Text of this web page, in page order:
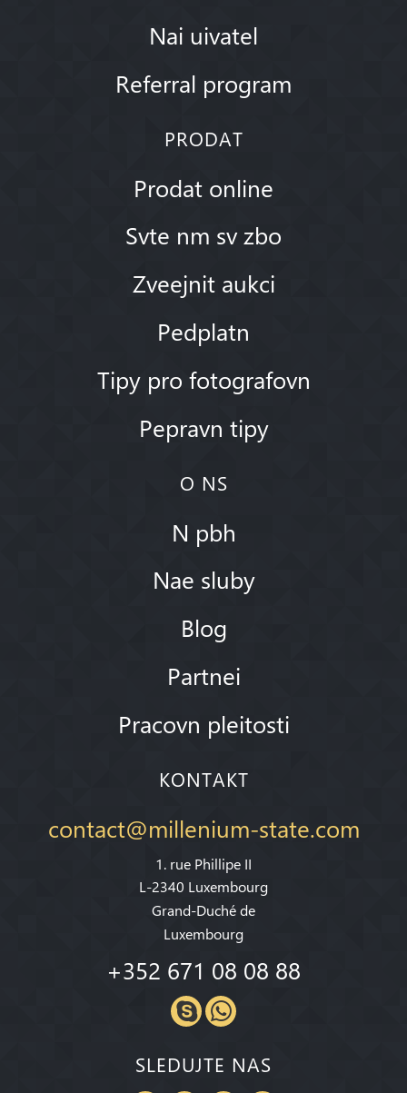
Nai uivatel
Referral program
PRODAT
Prodat online
Svte nm sv zbo
Zveejnit aukci
Pedplatn
Tipy pro fotografovn
Pepravn tipy
O NS
N pbh
Nae sluby
Blog
Partnei
Pracovn pleitosti
KONTAKT
contact@millenium-state.com
1. rue Phillipe II
L-2340 Luxembourg
Grand-Duché de
Luxembourg
+352 671 08 08 88
SLEDUJTE NAS